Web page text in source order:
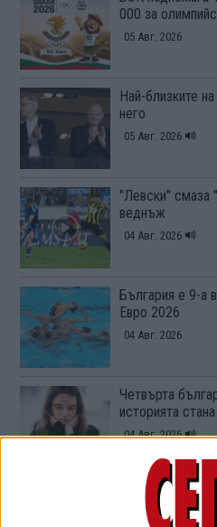
000 за
05 Авг. 2026
Най-близките
него
05 Авг. 2026
"Левски" смаза
веднъж
04 Авг. 2026
България е 9-а
Евро 2026
04 Авг. 2026
Четвърта
историята
04 Авг. 2026
Джокович е за
04 Авг. 2026